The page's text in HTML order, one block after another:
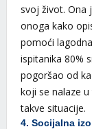
svoj život. Ona
onoga kako
pomoći
ispitanika 80%
pogoršao od
koji se nalaze
takve situacije.
4. Socijalna